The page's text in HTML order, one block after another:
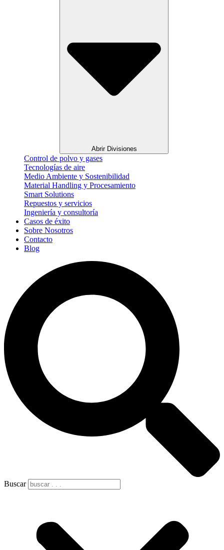
Abrir Divisiones
Control de polvo y gases
Tecnologías de aire
Medio Ambiente y Sostenibilidad
Material Handling y Procesamiento
Smart Solutions
Repuestos y servicios
Ingeniería y consultoría
Casos de éxito
Sobre Nosotros
Contacto
Blog
Buscar